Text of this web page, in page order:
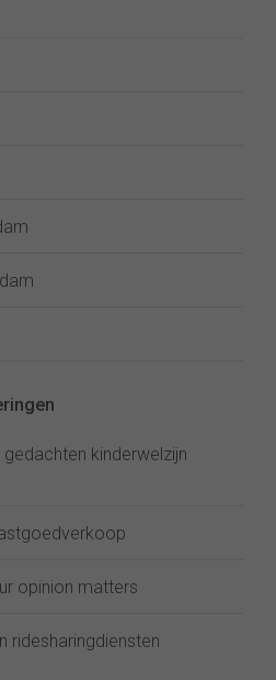
kinderwelzijn
opinion matters
ridesharingdiensten